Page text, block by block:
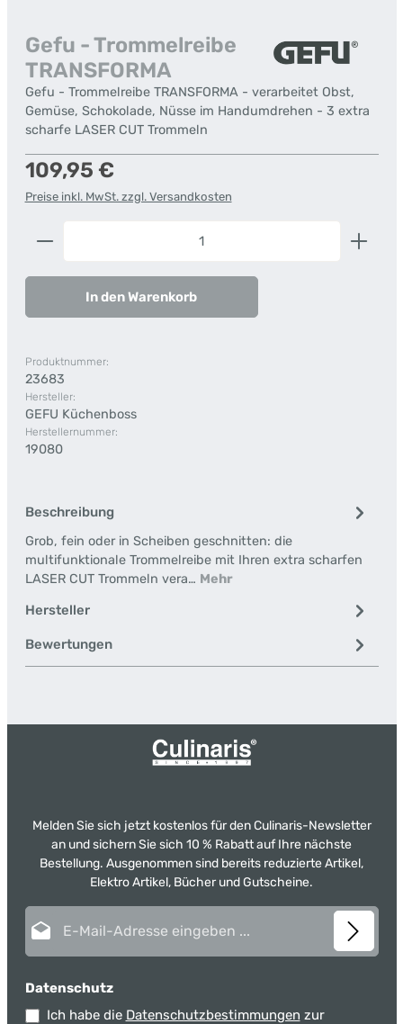
Gefu - Trommelreibe
TRANSFORMA
Gefu - Trommelreibe TRANSFORMA - verarbeitet Obst,
Gemüse, Schokolade, Nüsse im Handumdrehen - 3 extra
scharfe LASER CUT Trommeln
Regulärer Preis:
109,95 €
Preise inkl. MwSt. zzgl. Versandkosten
Produkt Anzahl: Gib den gewünschten Wert ein
In den Warenkorb
Produktnummer:
23683
Hersteller:
GEFU Küchenboss
Herstellernummer:
19080
Beschreibung
Grob, fein oder in Scheiben geschnitten: die
multifunktionale Trommelreibe mit Ihren extra scharfen
LASER CUT Trommeln vera… Mehr
Hersteller
Bewertungen
Melden Sie sich jetzt kostenlos für den Culinaris-Newsletter
an und sichern Sie sich 10 % Rabatt auf Ihre nächste
Bestellung. Ausgenommen sind bereits reduzierte Artikel,
Elektro Artikel, Bücher und Gutscheine.
Datenschutz
Ich habe die Datenschutzbestimmungen zur